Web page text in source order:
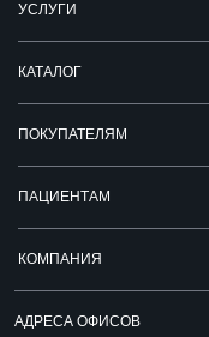
УСЛУГИ
КАТАЛОГ
ПОКУПАТЕЛЯМ
ПАЦИЕНТАМ
КОМПАНИЯ
АДРЕСА ОФИСОВ